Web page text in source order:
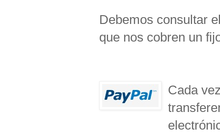
Debemos consultar
que nos cobren un
Cada